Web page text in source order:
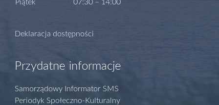
Piątek
07:30 – 14:00
Deklaracja dostępności
Przydatne informacje
Samorządowy Informator SMS
Periodyk Społeczno-Kulturalny